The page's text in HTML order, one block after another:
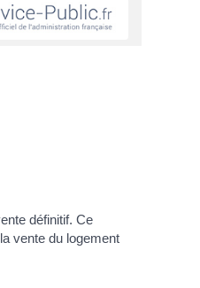
définitif. Ce
vente du logement